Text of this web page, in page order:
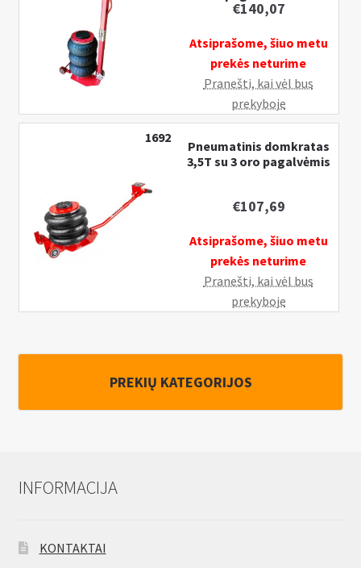
€140,07
Atsiprašome, šiuo metu
prekės neturime
Pranešti, kai vėl bus
prekyboje
1692
Pneumatinis domkratas
3,5T su 3 oro pagalvėmis
€107,69
Atsiprašome, šiuo metu
prekės neturime
Pranešti, kai vėl bus
prekyboje
PREKIŲ KATEGORIJOS
INFORMACIJA
KONTAKTAI